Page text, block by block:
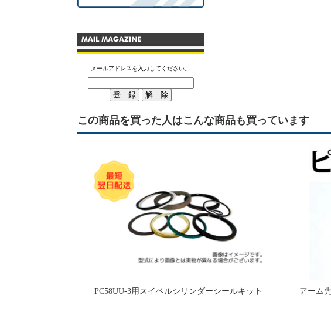
メールアドレスを入力してください。
この商品を買った人はこんな商品も買っています
PC58UU-3用スイベルシリンダーシールキット
アーム